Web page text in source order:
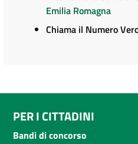
Emilia Romagna
Chiama il Numero
PER I CITTADINI
Bandi di concorso